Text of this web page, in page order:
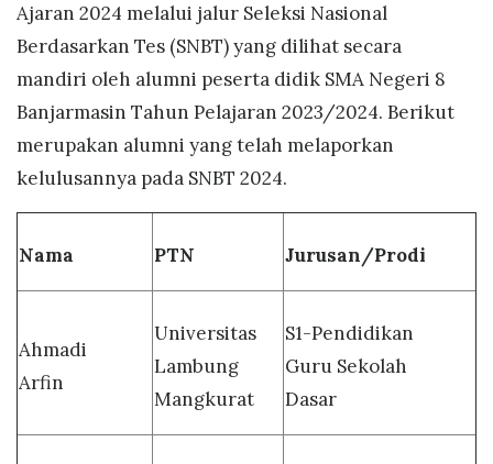
Ajaran 2024 melalui jalur Seleksi Nasional
Berdasarkan Tes (SNBT) yang dilihat secara
mandiri oleh alumni peserta didik SMA Negeri 8
Banjarmasin Tahun Pelajaran 2023/2024. Berikut
merupakan alumni yang telah melaporkan
kelulusannya pada SNBT 2024.
Nama PTN Jurusan/Prodi
Ahmadi
Arfin
Universitas
Lambung
Mangkurat
S1-Pendidikan
Guru Sekolah
Dasar